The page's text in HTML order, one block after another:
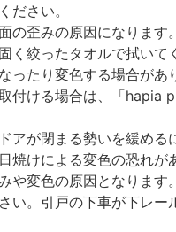
ださい。
歪みの原因になります。
絞ったタオルで拭いて
たり変色する場合があ
ける場合は、「
が閉まる勢いを緩め
けによる変色の恐れ
変色の原因となります。
。引戸の下車が下レ